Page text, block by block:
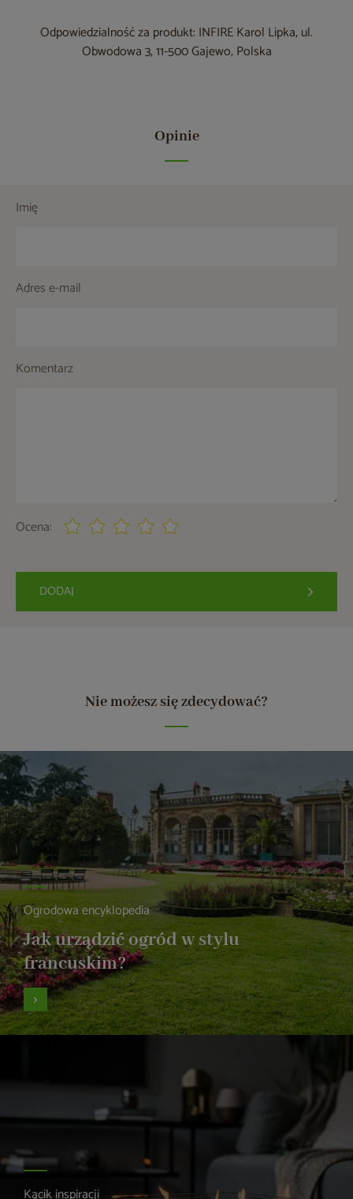
Odpowiedzialność za produkt: INFIRE Karol Lipka, ul.
Obwodowa 3, 11-500 Gajewo, Polska
Opinie
Imię
Adres e-mail
Komentarz
Ocena:
DODAJ
Nie możesz się zdecydować?
Ogrodowa encyklopedia
Jak urządzić ogród w stylu
francuskim?